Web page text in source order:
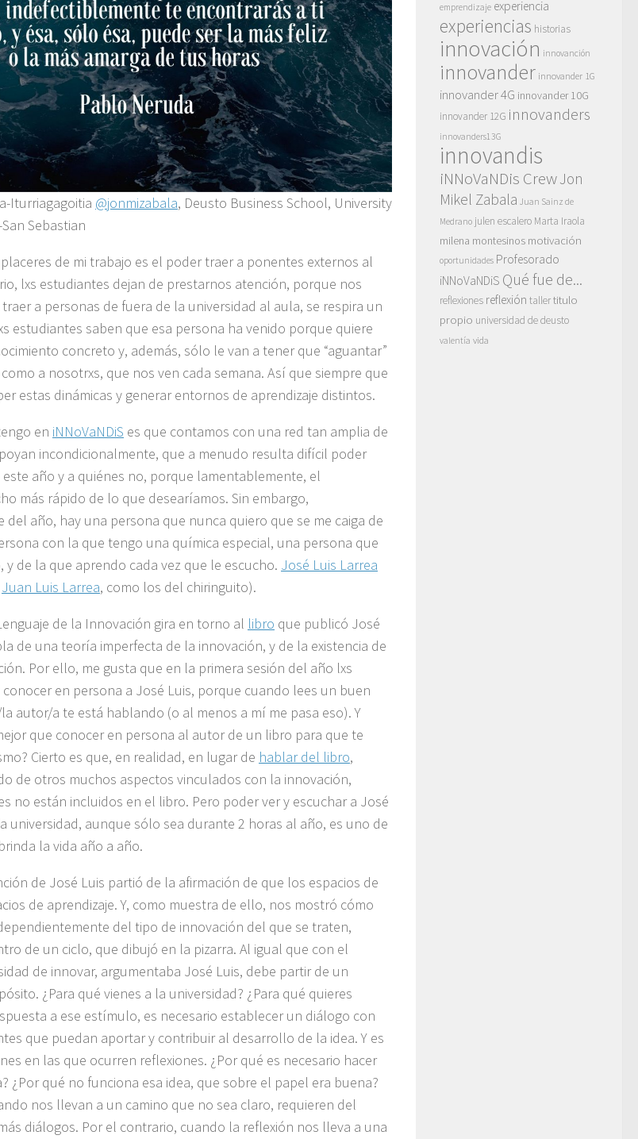
Iturriagagoitia @jonmizabala, Deusto Business School, University
Sebastian
de mi trabajo es el poder traer a ponentes externos al
lxs estudiantes dejan de prestarnos atención, porque nos
a personas de fuera de la universidad al aula, se respira un
estudiantes saben que esa persona ha venido porque quiere
concreto y, además, sólo le van a tener que “aguantar”
a nosotrxs, que nos ven cada semana. Así que siempre que
estas dinámicas y generar entornos de aprendizaje distintos.
en iNNoVaNDiS es que contamos con una red tan amplia de
incondicionalmente, que a menudo resulta difícil poder
año y a quiénes no, porque lamentablemente, el
más rápido de lo que desearíamos. Sin embargo,
del año, hay una persona que nunca quiero que se me caiga de
con la que tengo una química especial, una persona que
y de la que aprendo cada vez que le escucho. José Luis Larrea
Juan Luis Larrea, como los del chiringuito).
de la Innovación gira en torno al libro que publicó José
de una teoría imperfecta de la innovación, y de la existencia de
Por ello, me gusta que en la primera sesión del año lxs
en persona a José Luis, porque cuando lees un buen
autor/a te está hablando (o al menos a mí me pasa eso). Y
que conocer en persona al autor de un libro para que te
Cierto es que, en realidad, en lugar de hablar del libro,
de otros muchos aspectos vinculados con la innovación,
no están incluidos en el libro. Pero poder ver y escuchar a José
universidad, aunque sólo sea durante 2 horas al año, es uno de
la vida año a año.
de José Luis partió de la afirmación de que los espacios de
de aprendizaje. Y, como muestra de ello, nos mostró cómo
del tipo de innovación del que se traten,
de un ciclo, que dibujó en la pizarra. Al igual que con el
de innovar, argumentaba José Luis, debe partir de un
¿Para qué vienes a la universidad? ¿Para qué quieres
a ese estímulo, es necesario establecer un diálogo con
que puedan aportar y contribuir al desarrollo de la idea. Y es
en las que ocurren reflexiones. ¿Por qué es necesario hacer
¿Por qué no funciona esa idea, que sobre el papel era buena?
nos llevan a un camino que no sea claro, requieren del
diálogos. Por el contrario, cuando la reflexión nos lleva a una
emprendizaje experiencia
experiencias historias
innovación innovanción
innovander innovander 1G
innovander 4G innovander 10G
innovander 12G innovanders
innovanders13G
innovandis
iNNoVaNDis CrewJon
Mikel Zabala Juan Sainz de
Medrano julen escalero Marta Iraola
milena montesinos motivación
oportunidades Profesorado
iNNoVaNDiS Qué fue de...
reflexiones reflexión tallertitulo
propio universidad de deusto
valentía vida